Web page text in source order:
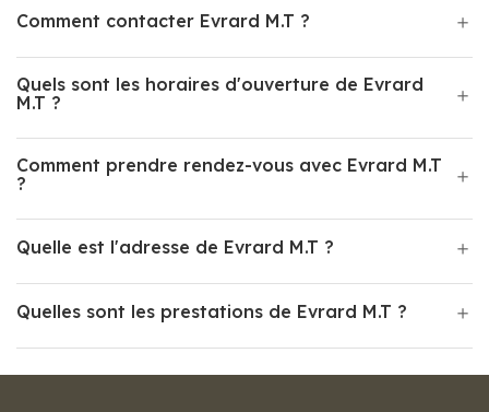
Comment contacter Evrard M.T ?
Quels sont les horaires d'ouverture de Evrard
M.T ?
Comment prendre rendez-vous avec Evrard M.T
?
Quelle est l'adresse de Evrard M.T ?
Quelles sont les prestations de Evrard M.T ?